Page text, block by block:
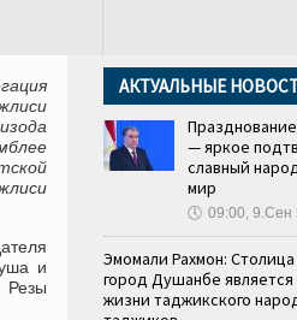
и
Резы
АКТУАЛЬНЫЕ
— яркое
славный
мир
🕔 09:00, 9.Сен
Эмомали Рахмон:
город Душанбе
жизни таджикского